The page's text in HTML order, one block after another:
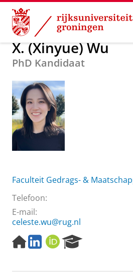
Skip
Content
Skip
Navigation
Over ons X. (Xinyue)
X. (Xinyue) Wu
PhD Kandidaat
Faculteit Gedrags- &
Telefoon:
E-mail:
celeste.wu@rug.nl
H
o
e
L
i
k
O
R
I
e